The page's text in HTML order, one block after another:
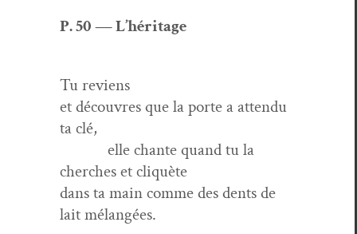
P. 50 — L’héritage
Tu reviens
et décou­vres que la porte a atten­du
ta clé,
elle chante quand tu la
cherch­es et cliquète
dans ta main comme des dents de
lait mélangées.